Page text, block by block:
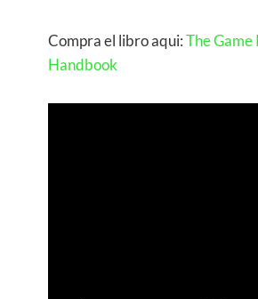
Compra el libro aqui:The
Handbook